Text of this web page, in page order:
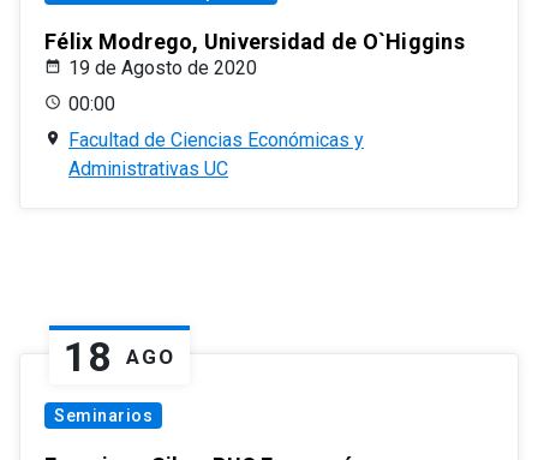
Félix Modrego, Universidad de O`Higgins
19 de Agosto de 2020
00:00
Facultad de Ciencias Económicas y
Administrativas UC
18 AGO
Seminarios